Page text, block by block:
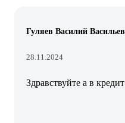
Гуляев Василий
28.11.2024
Здравствуйте а в